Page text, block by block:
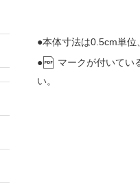
●本体寸法は0.5cm単位
●
マークが付いてい
い。